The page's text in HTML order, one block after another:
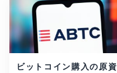
ビットコイン購入の原資